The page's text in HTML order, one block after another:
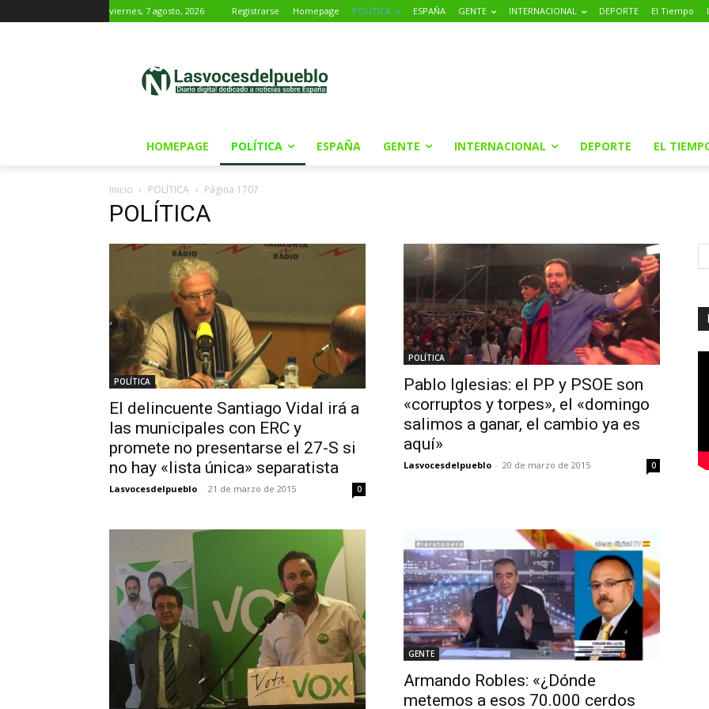
viernes, 7 agosto, 2026 Registrarse Homepage POLÍTICA ESPAÑA GENTE INTERNACIONAL DEPORTE El Tiempo
HOMEPAGE POLÍTICA ESPAÑA GENTE INTERNACIONAL DEPORTE EL
Inicio POLÍTICA Página 1707
POLÍTICA
POLÍTICA
El delincuente Santiago Vidal irá a
las municipales con ERC y
promete no presentarse el 27-S si
no hay «lista única» separatista
Lasvocesdelpueblo - 21 de marzo de 2015 0
POLÍTICA
Pablo Iglesias: el PP y PSOE son
«corruptos y torpes», el «domingo
salimos a ganar, el cambio ya es
aquí»
Lasvocesdelpueblo - 20 de marzo de 2015 0
GENTE
Armando Robles: «¿Dónde
metemos a esos 70.000 cerdos